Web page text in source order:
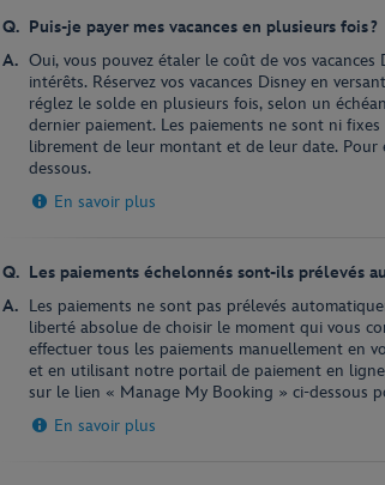
Puis-je payer mes vacances en plusieurs fois ?
Oui, vous pouvez étaler le coût de vos
intérêts. Réservez vos vacances Disney en
réglez le solde en plusieurs fois, selon un
dernier paiement. Les paiements ne sont ni
librement de leur montant et de leur date. Pour
dessous.
En savoir plus
Les paiements échelonnés sont-ils prélevés
Les paiements ne sont pas prélevés
liberté absolue de choisir le moment qui vous
effectuer tous les paiements manuellement en
et en utilisant notre portail de paiement en
sur le lien « Manage My Booking » ci-dessous
En savoir plus